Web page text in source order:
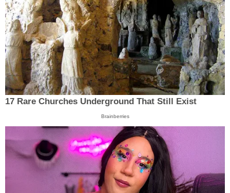
17 Rare Churches Underground That Still Exist
Brainberries